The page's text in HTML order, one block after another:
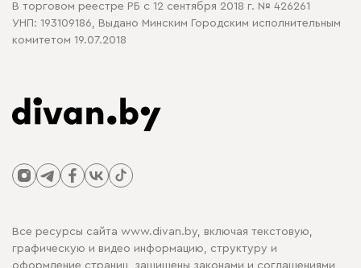
В торговом реестре РБ с 12 сентября 2018 г. № 426261
УНП: 193109186, Выдано Минским Городским исполнительным
комитетом 19.07.2018
Все ресурсы сайта www.divan.by, включая текстовую,
графическую и видео информацию, структуру и
оформление страниц, защищены законами и соглашениями